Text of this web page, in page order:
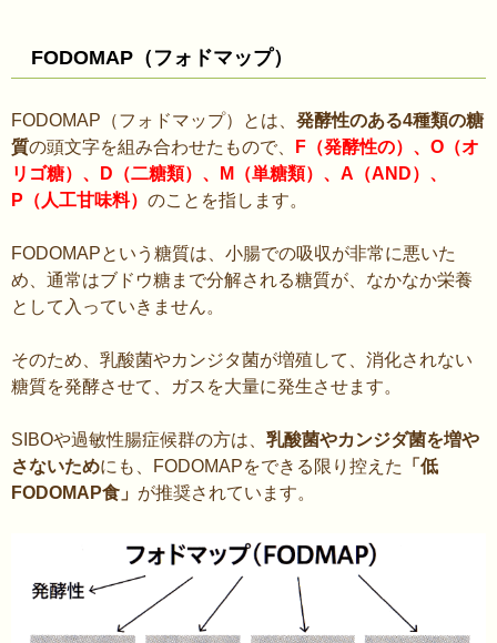
FODOMAP（フォドマップ）
FODOMAP（フォドマップ）とは、 発酵性のある4種類の糖
質の頭文字を組み合わせたもので、
F（発酵性の）、O（オ
リゴ糖）、D（二糖類）、M（単糖類）、A（AND）、
P（人工甘味料） のことを指します。
FODOMAPという糖質は、小腸での吸収が非常に悪いた
め、通常はブドウ糖まで分解される糖質が、なかなか栄養
として入っていきません。
そのため、乳酸菌やカンジタ菌が増殖して、消化されない
糖質を発酵させて、ガスを大量に発生させます。
SIBOや過敏性腸症候群の方は、 乳酸菌やカンジダ菌を増や
さないためにも、FODOMAPをできる限り控えた
「低
FODOMAP食」 が推奨されています。